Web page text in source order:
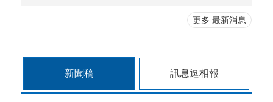
更多 最新消息
新聞稿 訊息逗相報